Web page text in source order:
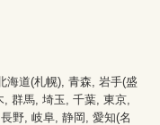
海道(札幌), 青森, 岩手(盛
, 群馬, 埼玉, 千葉, 東京,
野, 岐阜, 静岡, 愛知(名